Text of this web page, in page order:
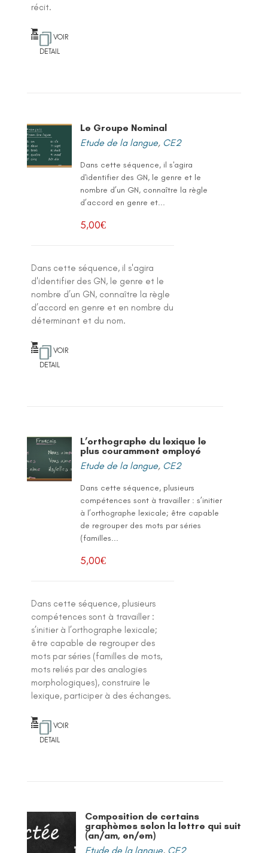
récit.
VOIR
DETAIL
Le Groupe Nominal
Etude de la langue, CE2
Dans cette séquence, il s'agira
d'identifier des GN, le genre et le
nombre d’un GN, connaître la règle
d’accord en genre et...
5,00€
Dans cette séquence, il s'agira
d'identifier des GN, le genre et le
nombre d’un GN, connaître la règle
d’accord en genre et en nombre du
déterminant et du nom.
VOIR
DETAIL
L’orthographe du lexique le
plus couramment employé
Etude de la langue, CE2
Dans cette séquence, plusieurs
compétences sont à travailler : s’initier
à l’orthographe lexicale; être capable
de regrouper des mots par séries
(familles...
5,00€
Dans cette séquence, plusieurs
compétences sont à travailler :
s’initier à l’orthographe lexicale;
être capable de regrouper des
mots par séries (familles de mots,
mots reliés par des analogies
morphologiques), construire le
lexique, participer à des échanges.
VOIR
DETAIL
Composition de certains
graphèmes selon la lettre qui suit
(an/am, en/em)
Etude de la langue, CE2